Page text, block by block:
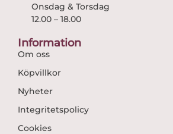
Onsdag & Torsdag
12.00 – 18.00
Information
Om oss
Köpvillkor
Nyheter
Integritetspolicy
Cookies